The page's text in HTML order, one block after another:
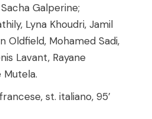
Galperine;
Lyna Khoudri, Jamil
Oldfield, Mohamed Sadi,
Lavant, Rayane
Mutela.
st. italiano, 95’